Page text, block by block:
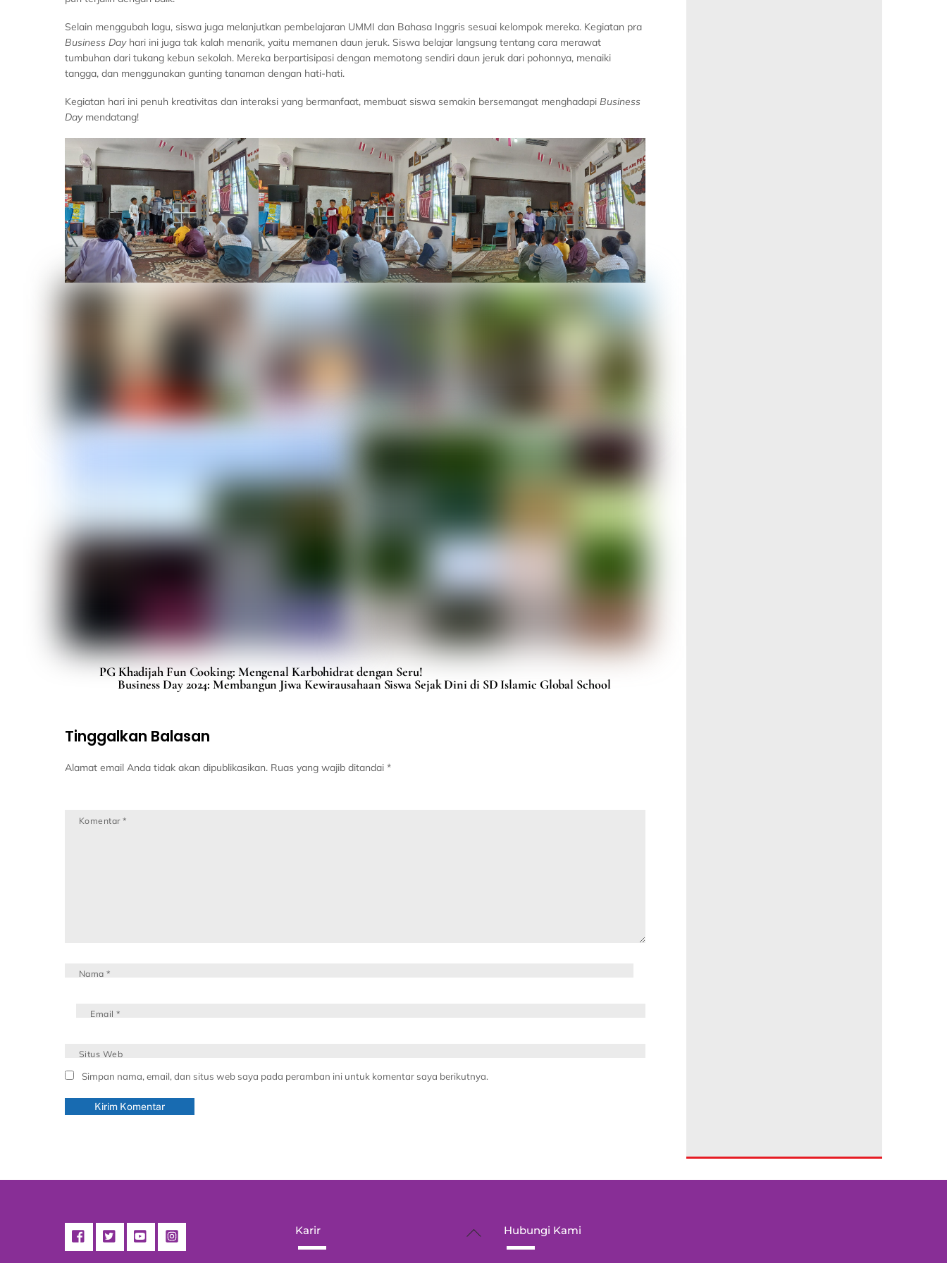
Selain menggubah lagu, siswa juga melanjutkan pembelajaran UMMI dan Bahasa Inggris sesuai kelompok mereka. Kegiatan pra
Business Dayhari ini juga tak kalah menarik, yaitu memanen daun jeruk. Siswa belajar langsung tentang cara merawat
tumbuhan dari tukang kebun sekolah. Mereka berpartisipasi dengan memotong sendiri daun jeruk dari pohonnya, menaiki
tangga, dan menggunakan gunting tanaman dengan hati-hati.
Kegiatan hari ini penuh kreativitas dan interaksi yang bermanfaat, membuat siswa semakin bersemangat menghadapi Business
Daymendatang!
PG Khadijah Fun Cooking: Mengenal Karbohidrat dengan Seru!
Business Day 2024: Membangun Jiwa Kewirausahaan Siswa Sejak Dini di SD Islamic Global School
Tinggalkan Balasan
Alamat email Anda tidak akan dipublikasikan. Ruas yang wajib ditandai *
Komentar*
Nama*
Email*
Situs Web
Simpan nama, email, dan situs web saya pada peramban ini untuk komentar saya berikutnya.
Back
Karir Hubungi Kami